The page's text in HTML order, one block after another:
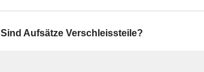
Sind Aufsätze Verschleissteile?